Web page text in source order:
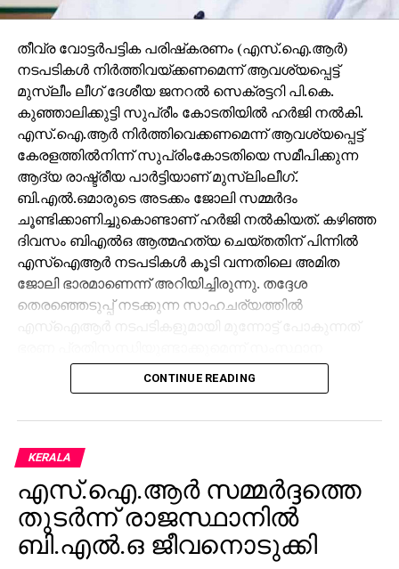
തീവ്ര വോട്ടര്‍പട്ടിക പരിഷ്‌കരണം (എസ്.ഐ.ആര്‍)
നടപടികള്‍ നിര്‍ത്തിവയ്ക്കണമെന്ന് ആവശ്യപ്പെട്ട്
മുസ്ലീം ലീഗ് ദേശീയ ജനറല്‍ സെക്രട്ടറി പി.കെ.
കുഞ്ഞാലിക്കുട്ടി സുപ്രീം കോടതിയില്‍ ഹര്‍ജി നല്‍കി.
എസ്.ഐ.ആര്‍ നിര്‍ത്തിവെക്കണമെന്ന് ആവശ്യപ്പെട്ട്
കേരളത്തില്‍നിന്ന് സുപ്രിംകോടതിയെ സമീപിക്കുന്ന
ആദ്യ രാഷ്ട്രീയ പാര്‍ട്ടിയാണ് മുസ്ലിംലീഗ്.
ബി.എല്‍.ഒമാരുടെ അടക്കം ജോലി സമ്മര്‍ദം
ചൂണ്ടിക്കാണിച്ചുകൊണ്ടാണ് ഹര്‍ജി നല്‍കിയത്. കഴിഞ്ഞ
ദിവസം ബിഎല്‍ഒ ആത്മഹത്യ ചെയ്തതിന് പിന്നില്‍
എസ്‌ഐആര്‍ നടപടികള്‍ കൂടി വന്നതിലെ അമിത
ജോലി ഭാരമാണെന്ന് അറിയിച്ചിരുന്നു. തദ്ദേശ
തെരഞ്ഞെടുപ്പ് നടക്കുന്ന സാഹചര്യത്തില്‍
സര്‍ക്കാരും ഹൈക്കോടതിയെ അറിയിച്ചിരുന്നു.
CONTINUE READING
KERALA
എസ്.ഐ.ആര്‍ സമ്മര്‍ദ്ദത്തെ
തുടര്‍ന്ന് രാജസ്ഥാനില്‍
ബി.എല്‍.ഒ ജീവനൊടുക്കി